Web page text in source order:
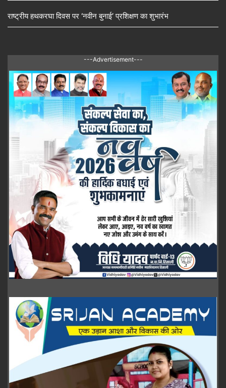
राष्ट्रीय हथकरघा दिवस पर ‘नवीन बुनाई’ प्रशिक्षण का शुभारंभ
---Advertisement---